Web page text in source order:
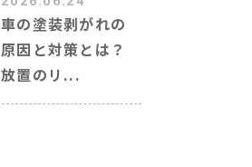
車の塗装剥がれの
原因と対策とは？
放置のリ...